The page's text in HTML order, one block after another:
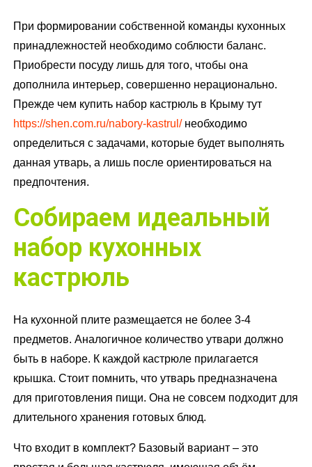
При формировании собственной команды кухонных
принадлежностей необходимо соблюсти баланс.
Приобрести посуду лишь для того, чтобы она
дополнила интерьер, совершенно нерационально.
Прежде чем купить набор кастрюль в Крыму тут
https://shen.com.ru/nabory-kastrul/необходимо
определиться с задачами, которые будет выполнять
данная утварь, а лишь после ориентироваться на
предпочтения.
Собираем идеальный
набор кухонных
кастрюль
На кухонной плите размещается не более 3-4
предметов. Аналогичное количество утвари должно
быть в наборе. К каждой кастрюле прилагается
крышка. Стоит помнить, что утварь предназначена
для приготовления пищи. Она не совсем подходит для
длительного хранения готовых блюд.
Что входит в комплект? Базовый вариант – это